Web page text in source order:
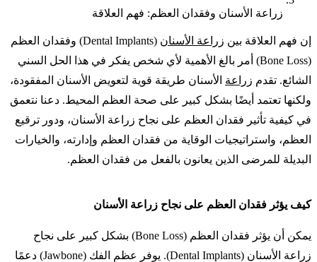
زراعة الأسنان وفقدان العظم: فهم العلاقة
إن فهم العلاقة بين زراعة الأسنان
(Dental Implants) وفقدان العظم
(Bone Loss) أمر بالغ الأهمية لأي شخص يفكر في هذا الحل السني
الشائع. تقدم زراعة الأسنان طريقة قوية لتعويض الأسنان المفقودة،
ولكنها تعتمد أيضًا بشكل كبير على صحة العظم المحيط. دعنا نتعمق
في كيفية تأثير فقدان العظم على نجاح زراعة الأسنان، ودور ترقيع
العظم، واستراتيجيات الوقاية من فقدان العظم وإدارته، والخيارات
البديلة للمرضى الذين يعانون بالفعل من فقدان العظم.
كيف يؤثر فقدان العظم على نجاح زراعة الأسنان
يمكن أن يؤثر فقدان العظم (Bone Loss) بشكل كبير على نجاح
زراعة الأسنان (Dental Implants). يوفر عظم الفك (Jawbone) دعمًا